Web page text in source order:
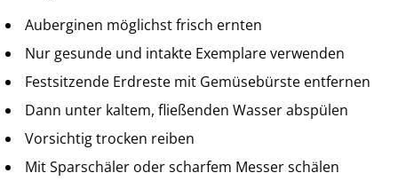
Auberginen möglichst frisch ernten
Nur gesunde und intakte Exemplare verwenden
Festsitzende Erdreste mit Gemüsebürste entfernen
Dann unter kaltem, fließenden Wasser abspülen
Vorsichtig trocken reiben
Mit Sparschäler oder scharfem Messer schälen